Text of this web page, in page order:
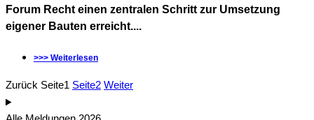
Forum Recht einen zentralen Schritt zur Umsetzung
eigener Bauten erreicht....
>>> Weiterlesen
Zurück Seite1 Seite2 Weiter